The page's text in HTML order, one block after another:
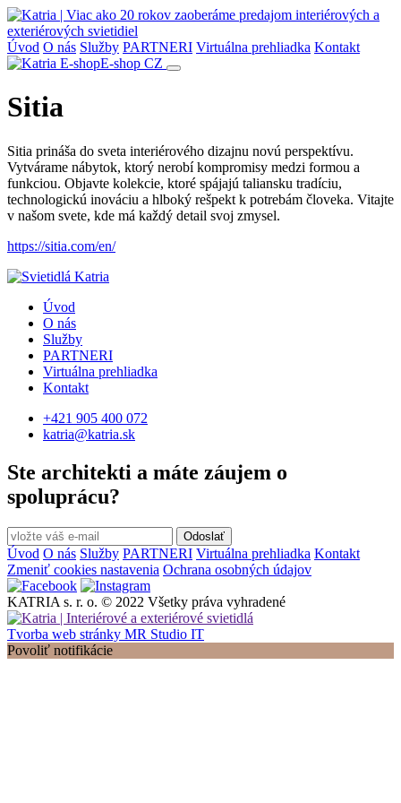
Úvod O nás Služby PARTNERI Virtuálna prehliadka Kontakt
E-shop CZ
Sitia
Sitia prináša do sveta interiérového dizajnu novú perspektívu.
Vytvárame nábytok, ktorý nerobí kompromisy medzi formou a
funkciou. Objavte kolekcie, ktoré spájajú taliansku tradíciu,
technologickú inováciu a hlboký rešpekt k potrebám človeka. Vitajte
v našom svete, kde má každý detail svoj zmysel.
https://sitia.com/en/
Úvod
O nás
Služby
PARTNERI
Virtuálna prehliadka
Kontakt
+421 905 400 072
katria@katria.sk
Ste architekti a máte záujem o
spoluprácu?
Odoslať
Úvod O nás Služby PARTNERI Virtuálna prehliadka Kontakt
Zmeniť cookies nastavenia Ochrana osobných údajov
KATRIA s. r. o. © 2022 Všetky práva vyhradené
Tvorba web stránky MR Studio IT
Povoliť notifikácie